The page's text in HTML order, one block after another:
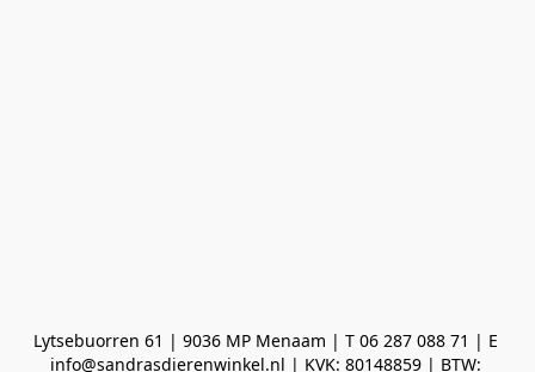
Lytsebuorren 61 | 9036 MP Menaam | T 06 287 088 71 | E
info@sandrasdierenwinkel.nl | KVK: 80148859 | BTW: